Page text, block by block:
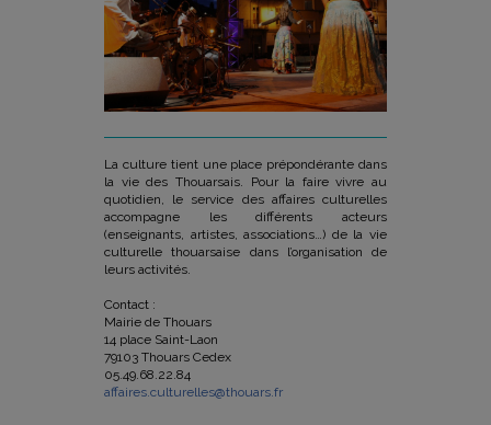
La culture tient une place prépondérante dans
la vie des Thouarsais. Pour la faire vivre au
quotidien, le service des affaires culturelles
accompagne les différents acteurs
(enseignants, artistes, associations…) de la vie
culturelle thouarsaise dans l’organisation de
leurs activités.
Contact :
Mairie de Thouars
14 place Saint-Laon
79103 Thouars Cedex
05.49.68.22.84
affaires.culturelles@thouars.fr